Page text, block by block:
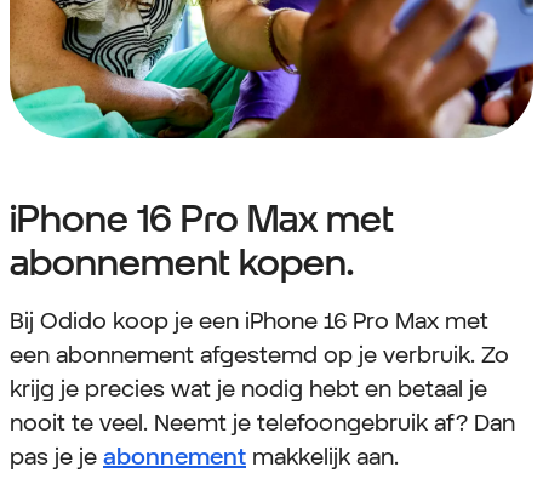
iPhone 16 Pro Max met
abonnement kopen.
Bij Odido koop je een iPhone 16 Pro Max met
een abonnement afgestemd op je verbruik. Zo
krijg je precies wat je nodig hebt en betaal je
nooit te veel. Neemt je telefoongebruik af? Dan
pas je je abonnement makkelijk aan.